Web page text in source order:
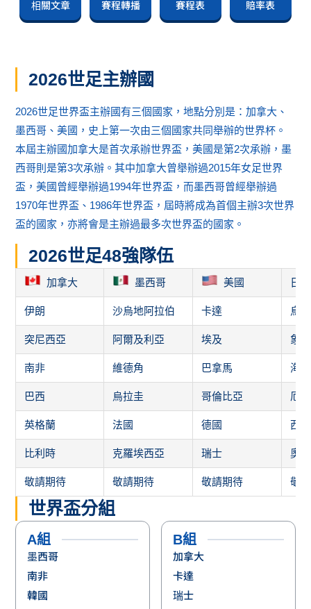
相關文章 賽程轉播 賽程表 賠率表
2026世足主辦國
2026世足世界盃主辦國有三個國家，地點分別是：加拿大、
墨西哥、美國，史上第一次由三個國家共同舉辦的世界杯。
本屆主辦國加拿大是首次承辦世界盃，美國是第2次承辦，墨
西哥則是第3次承辦。其中加拿大曾舉辦過2015年女足世界
盃，美國曾經舉辦過1994年世界盃，而墨西哥曾經舉辦過
1970年世界盃、1986年世界盃，屆時將成為首個主辦3次世界
盃的國家，亦將會是主辦過最多次世界盃的國家。
2026世足48強隊伍
加拿大 墨西哥 美國 日本
伊朗 沙烏地阿拉伯 卡達 烏
突尼西亞 阿爾及利亞 埃及 象
南非 維德角 巴拿馬 海地
巴西 烏拉圭 哥倫比亞 厄
英格蘭 法國 德國 西
比利時 克羅埃西亞 瑞士 奧
敬請期待 敬請期待 敬請期待 敬
世界盃分組
A組
墨西哥
南非
韓國
B組
加拿大
卡達
瑞士